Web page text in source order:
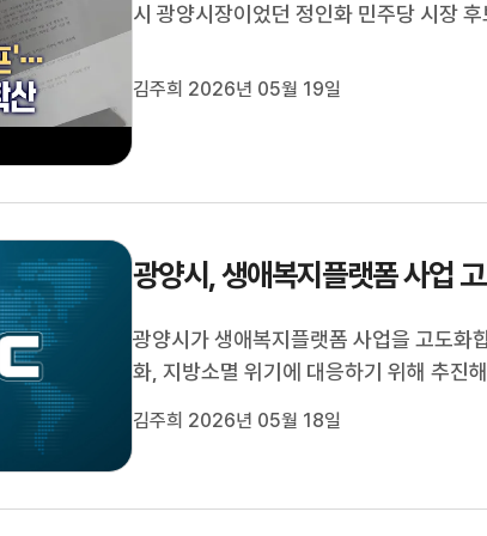
시 광양시장이었던 정인화 민주당 시장
였지만 선거를 코앞에 두고 파장이 커지고
김주희 2026년 05월 19일
광양시, 생애복지플랫폼 사업
광양시가 생애복지플랫폼 사업을 고도화
화, 지방소멸 위기에 대응하기 위해 추진
행정서비스를 강화한 430여종의 사업으
김주희 2026년 05월 18일